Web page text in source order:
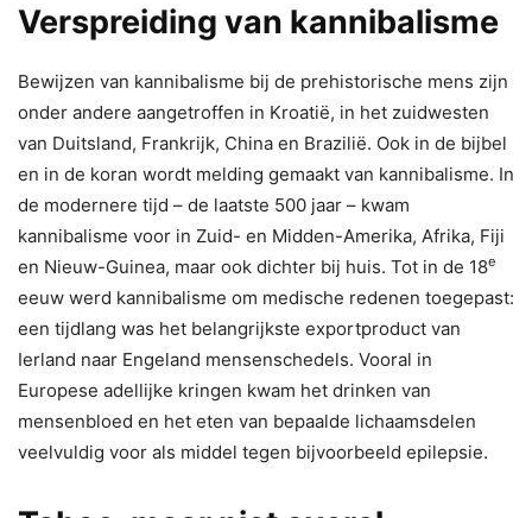
Verspreiding van kannibalisme
Bewijzen van kannibalisme bij de prehistorische mens zijn
onder andere aangetroffen in Kroatië, in het zuidwesten
van Duitsland, Frankrijk, China en Brazilië. Ook in de bijbel
en in de koran wordt melding gemaakt van kannibalisme. In
de modernere tijd – de laatste 500 jaar – kwam
kannibalisme voor in Zuid- en Midden-Amerika, Afrika, Fiji
en Nieuw-Guinea, maar ook dichter bij huis. Tot in de 18e
eeuw werd kannibalisme om medische redenen toegepast:
een tijdlang was het belangrijkste exportproduct van
Ierland naar Engeland mensenschedels. Vooral in
Europese adellijke kringen kwam het drinken van
mensenbloed en het eten van bepaalde lichaamsdelen
veelvuldig voor als middel tegen bijvoorbeeld epilepsie.